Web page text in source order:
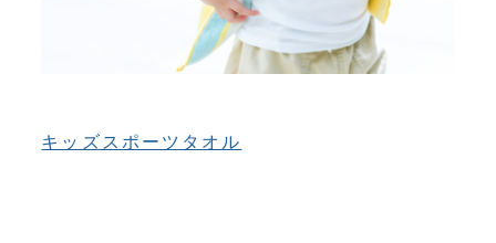
キッズスポーツタオル